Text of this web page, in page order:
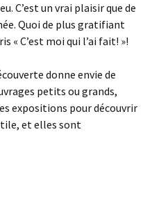
C’est un vrai plaisir que de
Quoi de plus gratifiant
« C’est moi qui l’ai fait! »!
donne envie de
petits ou grands,
expositions pour découvrir
et elles sont